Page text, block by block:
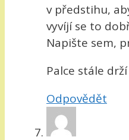
v předstihu,
vyvíjí se to
Napište sem,
Palce stále
Odpovědět